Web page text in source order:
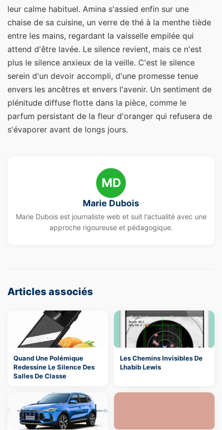
leur calme habituel. Amina s'assied enfin sur une
chaise de sa cuisine, un verre de thé à la menthe tiède
entre les mains, regardant la vaisselle empilée qui
attend d'être lavée. Le silence revient, mais ce n'est
plus le silence anxieux de la veille. C'est le silence
serein d'un devoir accompli, d'une promesse tenue
envers les ancêtres et envers l'avenir. Un sentiment de
plénitude diffuse flotte dans la pièce, comme le
parfum persistant de la fleur d'oranger qui refusera de
s'évaporer avant de longs jours.
MD
Marie Dubois
Marie Dubois est journaliste web et suit l'actualité avec une
approche rigoureuse et pédagogique.
Articles associés
Quand Une Polémique
Redessine Le Silence Des
Salles De Classe
Les Chemins Invisibles De
Lhabib Lewis